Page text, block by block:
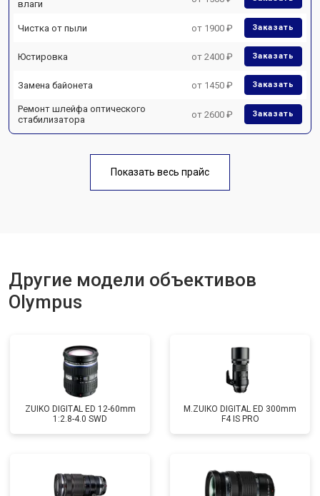
влаги
Чистка от пыли от 1900 ₽ Заказать
Юстировка от 2400 ₽ Заказать
Замена байонета от 1450 ₽ Заказать
Ремонт шлейфа оптического
стабилизатора
от 2600 ₽ Заказать
Показать весь прайс
Другие модели объективов
Olympus
ZUIKO DIGITAL ED 12-60mm
1:2.8-4.0 SWD
M.ZUIKO DIGITAL ED 300mm
F4 IS PRO